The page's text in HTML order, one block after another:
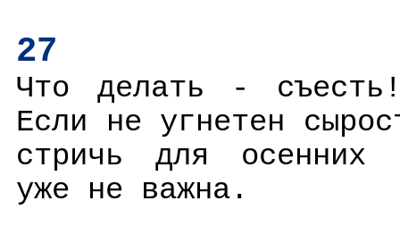
27
Что делать -
Если не угнетен
стричь для осенних
уже не важна.